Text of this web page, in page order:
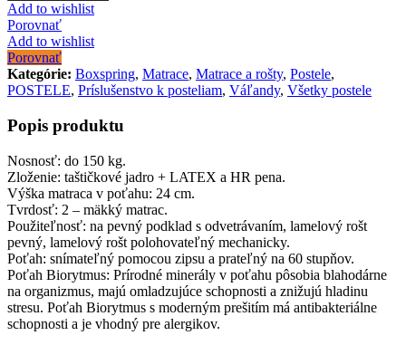
Add to wishlist
Porovnať
Add to wishlist
Porovnať
Kategórie: Boxspring, Matrace, Matrace a rošty, Postele,
POSTELE, Príslušenstvo k posteliam, Váľandy, Všetky postele
Popis produktu
Nosnosť: do 150 kg.
Zloženie: taštičkové jadro + LATEX a HR pena.
Výška matraca v poťahu: 24 cm.
Tvrdosť: 2 – mäkký matrac.
Použiteľnosť: na pevný podklad s odvetrávaním, lamelový rošt
pevný, lamelový rošt polohovateľný mechanicky.
Poťah: snímateľný pomocou zipsu a prateľný na 60 stupňov.
Poťah Biorytmus: Prírodné minerály v poťahu pôsobia blahodárne
na organizmus, majú omladzujúce schopnosti a znižujú hladinu
stresu. Poťah Biorytmus s moderným prešitím má antibakteriálne
schopnosti a je vhodný pre alergikov.